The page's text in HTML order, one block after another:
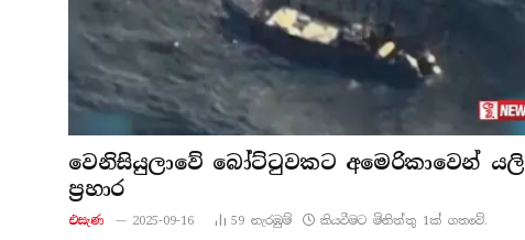
වෙනිසියුලාවේ බෝට්ටුවකට අමෙරිකාවෙන් යලි
ප්‍රහාර
එසැණ 2025-09-16 59 නැරඹු​ම් කියවීමට මිනිත්තු 1ක් ගතවේ.